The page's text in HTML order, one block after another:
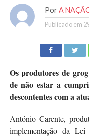
Por A
Publicado em
Os produtores de
de não estar a
descontentes com a
António Carente,
implementação da